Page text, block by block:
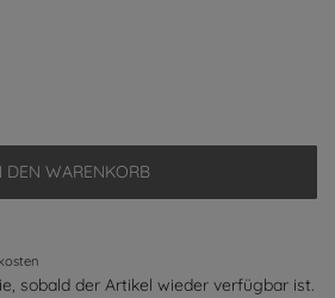
DEN WARENKORB
sobald der Artikel wieder verfügbar ist.